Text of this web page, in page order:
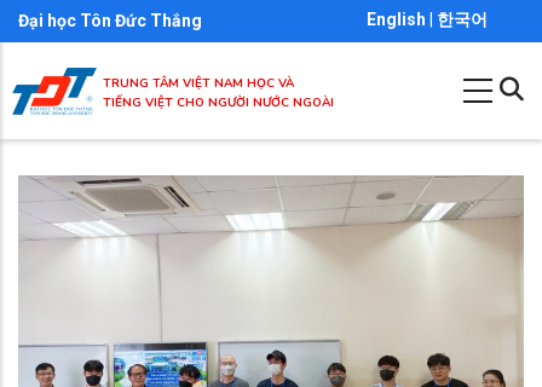
Nhảy
đến
nội
dung
Đại học Tôn Đức Thắng English 한국어
TRUNG TÂM VIỆT NAM HỌC VÀ
TIẾNG VIỆT CHO NGƯỜI NƯỚC NGOÀI